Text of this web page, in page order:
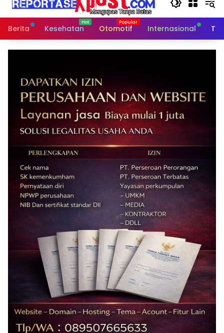
Berita Kesehatan Otomotif Internasional